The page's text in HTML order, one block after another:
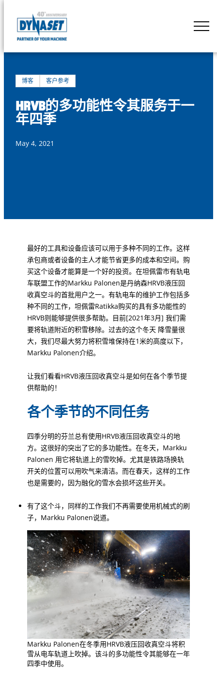
content
DYNASET
博客 客户参考
HRVB的多功能性令其服务于一
年四季
May 4, 2021
最好的工具和设备应该可以用于多种不同的工作。这样
承包商或者设备的主人才能节省更多的成本和空间。购
买这个设备才能算是一个好的投资。在坦佩雷市有轨电
车联盟工作的Markku Palonen是丹纳森HRVB液压回
收真空斗的首批用户之一。有轨电车的维护工作包括多
种不同的工作，坦佩雷Ratikka购买的具有多功能性的
HRVB则能够提供很多帮助。目前[2021年3月] 我们需
要将轨道附近的积雪移除。过去的这个冬天 降雪量很
大，我们尽最大努力将积雪堆保持在1米的高度以下，
Markku Palonen介绍。
让我们看看HRVB液压回收真空斗是如何在各个季节提
供帮助的！
各个季节的不同任务
四季分明的芬兰总有使用HRVB液压回收真空斗的地
方。这很好的突出了它的多功能性。在冬天，Markku
Palonen 用它将轨道上的雪吹掉。尤其是铁路场换轨
开关的位置可以用吹气来清洁。而在春天，这样的工作
也是需要的，因为融化的雪水会损坏这些开关。
有了这个斗，同样的工作我们不再需要使用机械式的刷
子，Markku Palonen说道。
Markku Palonen在冬季用HRVB液压回收真空斗将积
雪从电车轨道上吹掉。该斗的多功能性令其能够在一年
四季中使用。